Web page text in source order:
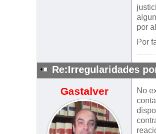
por
Por
Re:Irregularidades
Gastalver
No